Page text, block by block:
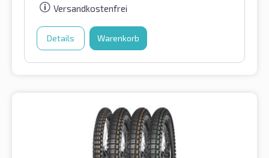
Versandkostenfrei
Details Warenkorb